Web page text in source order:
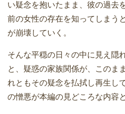
い疑念を抱いたまま、彼の過去
前の女性の存在を知ってしまう
が崩壊していく。
そんな平穏の日々の中に見え隠
と、疑惑の家族関係が、このま
れともその疑念を払拭し再生し
の憎悪が本編の見どころな内容